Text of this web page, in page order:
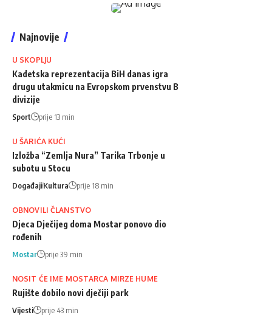
Najnovije
U SKOPLJU
Kadetska reprezentacija BiH danas igra
drugu utakmicu na Evropskom prvenstvu B
divizije
Sport prije 13 min
U ŠARIĆA KUĆI
Izložba “Zemlja Nura” Tarika Trbonje u
subotu u Stocu
DogađajiKultura prije 18 min
OBNOVILI ČLANSTVO
Djeca Dječijeg doma Mostar ponovo dio
rođenih
Mostar prije 39 min
NOSIT ĆE IME MOSTARCA MIRZE HUME
Rujište dobilo novi dječiji park
Vijesti prije 43 min